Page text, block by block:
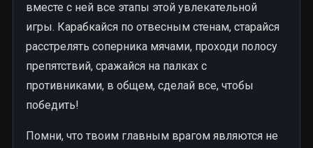
вместе с ней все этапы этой увлекательной
игры. Карабкайся по отвесным стенам, старайся
расстрелять соперника мячами, проходи полосу
препятствий, сражайся на палках с
противниками, в общем, сделай все, чтобы
победить!
Помни, что твоим главным врагом являются не